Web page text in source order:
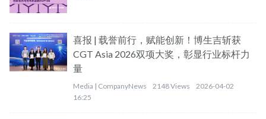
喜报 | 载誉前行，赋能创新！博生吉斩获
CGT Asia 2026双项大奖，彰显行业标杆力
量
Media | CompanyNews 2148 Views
2026-04-02
16:25